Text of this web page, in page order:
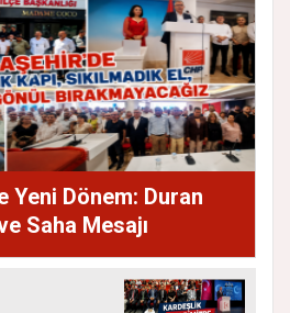
Yeni Dönem: Duran
Saha Mesajı